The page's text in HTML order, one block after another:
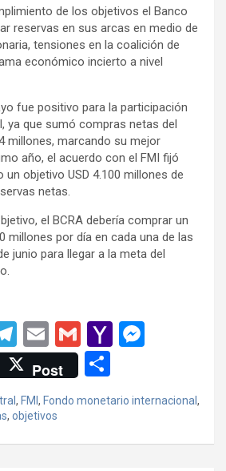
de los objetivos el Banco
reservas en sus arcas en medio de
tensiones en la coalición de
económico incierto a nivel
fue positivo para la participación
ya que sumó compras netas del
millones, marcando su mejor
año, el acuerdo con el FMI fijó
un objetivo USD 4.100 millones de
netas.
el BCRA debería comprar un
millones por día en cada una de las
junio para llegar a la meta del
T
el
e
gr
a
E
m
ail
G
m
ail
Y
o
o
n
g
Post
o
m
p
, FMI , Fondo monetario internacional ,
, objetivos